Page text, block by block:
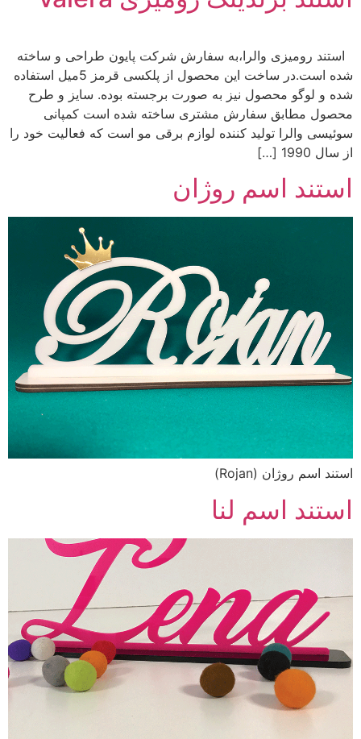
استند رومیزی والرا،به سفارش شرکت پایون طراحی و ساخته
شده است.در ساخت این محصول از پلکسی قرمز 5میل استفاده
شده و لوگو محصول نیز به صورت برجسته بوده. سایز و طرح
محصول مطابق سفارش مشتری ساخته شده است کمپانی
سوئیسی والرا تولید کننده لوازم برقی مو است که فعالیت خود را
از سال 1990 […]
استند اسم روژان
استند اسم روژان (Rojan)
استند اسم لنا